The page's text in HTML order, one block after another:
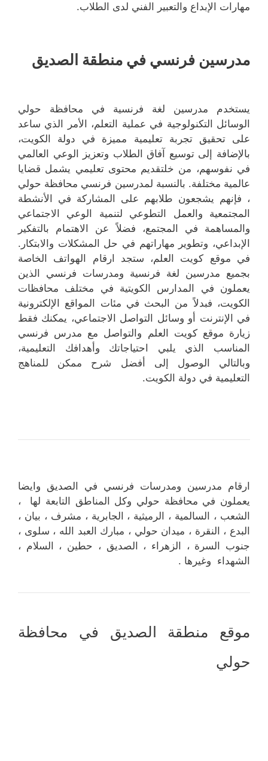
مهارات الإبداع والتعبير الفني لدى الطلاب.
مدرسين فرنسي في منطقة الصديق
يستخدم مدرسين لغة فرنسية في محافظة حولي
الوسائل التكنولوجية في عملية التعلم، الأمر الذي ساعد
على تحقيق تجربة تعليمية مميزة في دولة الكويت،
بالإضافة إلى توسيع آفاق الطلاب وتعزيز الوعي العالمي
في نفوسهم، من خلتقديم محتوى تعليمي يشمل قضايا
عالمية مختلفة. بالنسبة لمدرسين فرنسي محافظة حولي
، فإنهم يشجعون طلابهم على المشاركة في الأنشطة
المجتمعية والعمل التطوعي لتنمية الوعي الاجتماعي
والمساهمة في المجتمع، فضلاً عن الاهتمام بالتفكير
الإبداعي، وتطوير مهاراتهم في حل المشكلات والابتكار.
في موقع كويت العلم، ستجد ارقام الهواتف الخاصة
بجميع مدرسين لغة فرنسية ومدرسات فرنسي الذين
يعملون في المدارس الكويتية في مختلف محافظات
الكويت، فبدلاً من البحث في مئات المواقع الإلكترونية
في الإنترنت أو وسائل التواصل الاجتماعي، يمكنك فقط
زيارة موقع كويت العلم والتواصل مع مدرس فرنسي
المناسب الذي يلبي احتياجاتك وأهدافك التعليمية،
وبالتالي الوصول إلى أفضل شرح ممكن للمناهج
التعليمية في دولة الكويت.
ارقام مدرسين ومدرسات فرنسي في الصديق وايضا
يعملون في محافظة حولي وكل المناطق التابعة لها ،
الشعب ، السالمية ، الرميثية ، الجابرية ، مشرف ، بيان ،
البدع ، النقرة ، ميدان حولي ، مبارك العبد الله ، سلوى ،
جنوب السرة ، الزهراء ، الصديق ، حطين ، السلام ،
الشهداء وغيرها .
موقع منطقة الصديق في محافظة
حولي